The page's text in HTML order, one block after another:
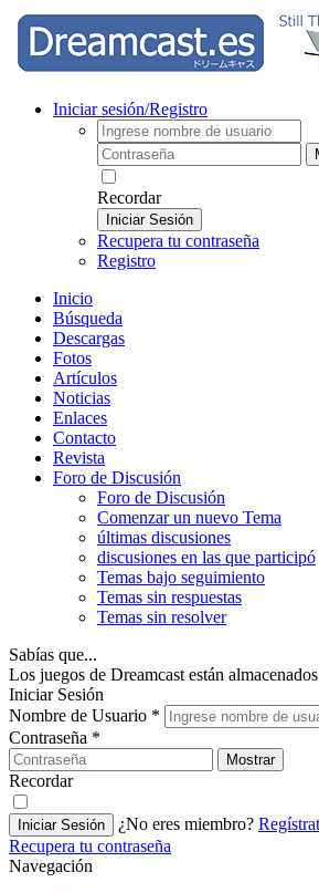
Iniciar sesión/Registro
Recordar
Iniciar Sesión
Recupera tu contraseña
Registro
Inicio
Búsqueda
Descargas
Fotos
Artículos
Noticias
Enlaces
Contacto
Revista
Foro de Discusión
Foro de Discusión
Comenzar un nuevo Tema
últimas discusiones
discusiones en las que participó
Temas bajo seguimiento
Temas sin respuestas
Temas sin resolver
Sabías que...
Los juegos de Dreamcast están
Iniciar Sesión
Nombre de Usuario *
Contraseña *
Mostrar
Recordar
Iniciar Sesión ¿No eres miembro?
Recupera tu contraseña
Navegación